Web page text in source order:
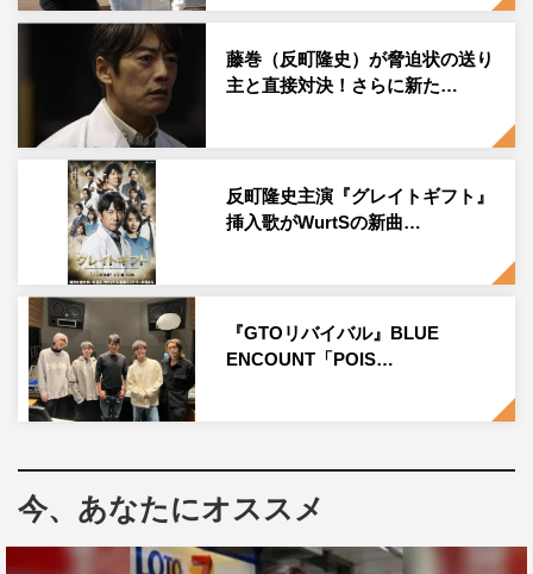
『グレイトギフト』©テレビ朝日
ダークサイドまっしぐらの白鳥、盛大な裏切りで藤巻を出
し抜いた郡司に、視聴者も震えっぱなし。SNSにも「郡司
こまでもサイコパスな白鳥教授」「白鳥先生怖すぎて、藤
巻先生の振り回され方がもう…」と、阿鼻叫喚の声がこだ
藤巻（反町隆史）が脅迫状の送り
主と直接対決！さらに新た…
反町隆史主演『グレイトギフト』
挿入歌がWurtSの新曲…
『GTOリバイバル』BLUE
ENCOUNT「POIS…
今、あなたにオススメ